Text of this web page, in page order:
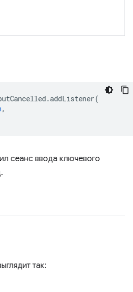
.addListener(
,
сеанс ввода ключевого
так: